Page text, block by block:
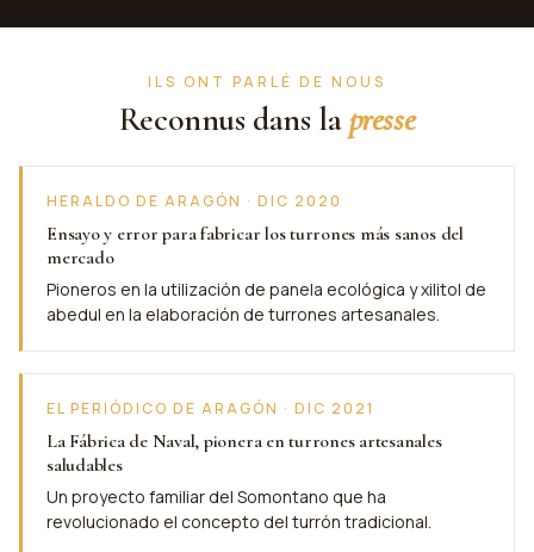
ILS ONT PARLÉ DE NOUS
Reconnus dans lapresse
HERALDO DE ARAGÓN · DIC 2020
Ensayo y error para fabricar los turrones más sanos del
mercado
Pioneros en la utilización de panela ecológica y xilitol de
abedul en la elaboración de turrones artesanales.
EL PERIÓDICO DE ARAGÓN · DIC 2021
La Fábrica de Naval, pionera en turrones artesanales
saludables
Un proyecto familiar del Somontano que ha
revolucionado el concepto del turrón tradicional.